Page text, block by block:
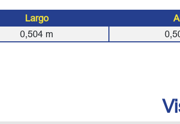
Largo
0,504 m